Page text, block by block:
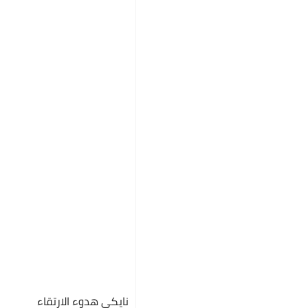
نايكي هدوء الارتقاء